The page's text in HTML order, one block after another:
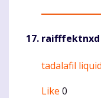
raifffektnxd
Komentaras
tadalafil liquid
Like 0